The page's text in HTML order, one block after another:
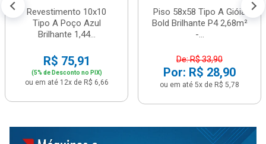
Revestimento 10x10
Tipo A Poço Azul
Brilhante 1,44...
R$ 75,91
(5% de Desconto no PIX)
ou em até 12x de R$ 6,66
Piso 58x58 Tipo A Gióia
Bold Brilhante P4 2,68m²
-...
De: R$ 33,90
Por: R$ 28,90
ou em até 5x de R$ 5,78